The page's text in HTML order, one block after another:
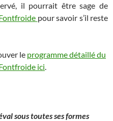
il pourrait être sage de
pour savoir s’il reste
le programme détaillé du
ici.
sous toutes ses formes